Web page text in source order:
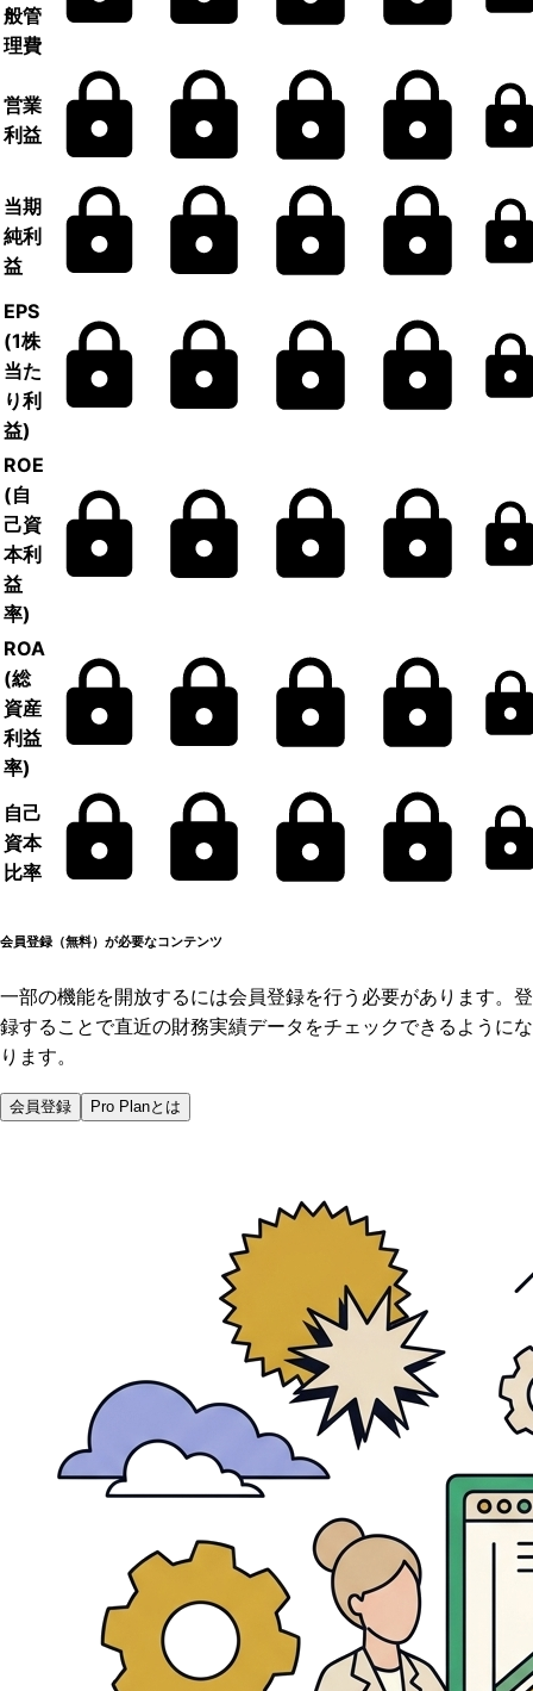
般管
理費
営業
利益
当期
純利
益
EPS
(1株
当た
り利
益)
ROE
(自
己資
本利
益
率)
ROA
(総
資産
利益
率)
自己
資本
比率
会員登録（無料）が必要なコンテンツ
一部の機能を開放するには会員登録を行う必要があります。登
録することで直近の財務実績データをチェックできるようにな
ります。
会員登録 Pro Planとは